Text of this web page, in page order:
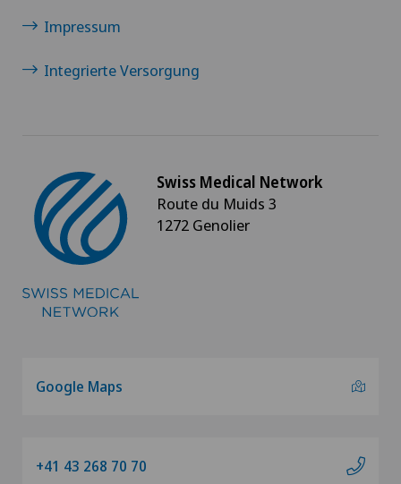
Impressum
Integrierte Versorgung
Swiss Medical Network
Route du Muids 3
1272 Genolier
Google Maps
+41 43 268 70 70